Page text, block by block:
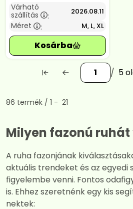
Várható
szállítás
: 2026.08.11
Méret : M, L, XL
5
Összes termék a kategóriában
86 termék 1 21
Milyen fazonú ruhát
A ruha fazonjának
aktuális trendeket és az egyedi
figyelembe venni. Fontos
is. Ehhez szeretnénk egy kis
nektek: